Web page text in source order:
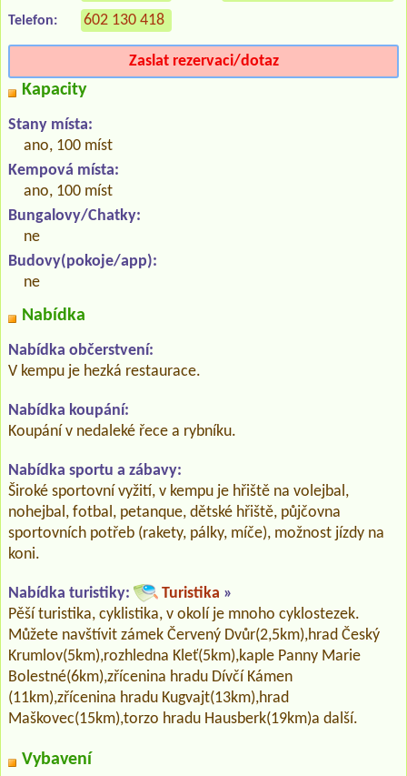
Telefon: 602 130 418
Zaslat rezervaci/dotaz
Kapacity
Stany místa:
ano, 100 míst
Kempová místa:
ano, 100 míst
Bungalovy/Chatky:
ne
Budovy(pokoje/app):
ne
Nabídka
Nabídka občerstvení:
V kempu je hezká restaurace.
Nabídka koupání:
Koupání v nedaleké řece a rybníku.
Nabídka sportu a zábavy:
Široké sportovní vyžití, v kempu je hřiště na volejbal,
nohejbal, fotbal, petanque, dětské hřiště, půjčovna
sportovních potřeb (rakety, pálky, míče), možnost jízdy na
koni.
Nabídka turistiky: Turistika »
Pěší turistika, cyklistika, v okolí je mnoho cyklostezek.
Můžete navštívit zámek Červený Dvůr(2,5km),hrad Český
Krumlov(5km),rozhledna Kleť(5km),kaple Panny Marie
Bolestné(6km),zřícenina hradu Dívčí Kámen
(11km),zřícenina hradu Kugvajt(13km),hrad
Maškovec(15km),torzo hradu Hausberk(19km)a další.
Vybavení